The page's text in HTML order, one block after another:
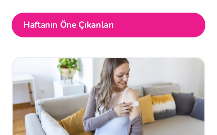
Haftanın Öne Çıkanları